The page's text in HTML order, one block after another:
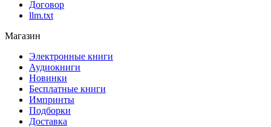
Договор
llm.txt
Магазин
Электронные книги
Аудиокниги
Новинки
Бесплатные книги
Импринты
Подборки
Доставка